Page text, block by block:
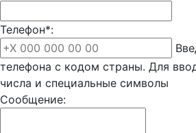
Телефон*:
телефона с кодом страны. Для
числа и специальные символы
Сообщение: